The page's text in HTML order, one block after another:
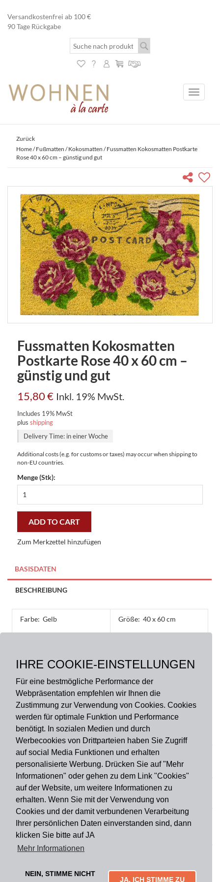
IHRE COOKIE-EINSTELLUNGEN
Für eine bestmögliche Performance der
Webpräsentation empfehlen wir Ihnen die
Zustimmung zur Verwendung von Cookies. Cookies
werden für optimale Funktion und Performance
benötigt. In sozialen Medien und durch
Werbecookies von Drittparteien haben Sie Zugriff
auf social Media Funktionen und erhalten
personalisierte Werbung. Drücken Sie auf "Mehr
Informationen" oder gehen zu dem Link "Cookies"
auf der Website, um weitere Informationen zu
erhalten. Wenn Sie mit der Verwendung von
Cookies und der damit verbundenen Verarbeitung
Ihrer persönlichen Daten einverstanden sind, dann
klicken Sie bitte auf JA
Mehr Informationen
NEIN, STIMME NICHT
JA, ICH STIMME ZU
Versandkostenfrei ab 100 €
90 Tage Rückgabe
Toggle
Zurück
Home/Fußmatten /Kokosmatten / Fussmatten Kokosmatten Postkarte
Rose 40 x 60 cm – günstig und gut
Fussmatten Kokosmatten
Postkarte Rose 40 x 60 cm –
günstig und gut
15,80€ Inkl. 19% MwSt.
Includes 19% MwSt
plus shipping
Delivery Time: in einer Woche
Additional costs (e.g. for customs or taxes) may occur when shipping to
non-EU countries.
Menge (Stk):
Kokosmatten
Rose
x
-
günstig
und
quantity
ADD TO CART
Zum Merkzettel hinzufügen
BASISDATEN
BESCHREIBUNG
Farbe: Gelb Größe: 40 x 60 cm
Rückseite: PVC
Zahlungsart
Versandart
Du findest uns auch auf
Informationen
Impressum Widerruf
Mytailor croodles